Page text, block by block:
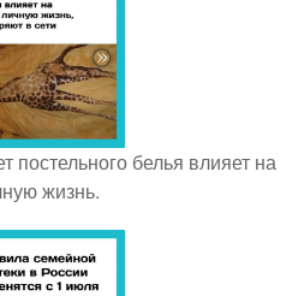
постельного белья влияет на
жизнь.